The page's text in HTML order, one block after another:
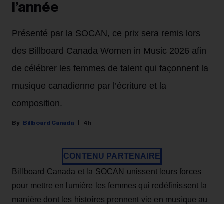
l’année
Présenté par la SOCAN, ce prix sera remis lors
des Billboard Canada Women in Music 2026 afin
de célébrer les femmes de talent qui façonnent la
musique canadienne par l’écriture et la
composition.
Billboard Canada 4h
CONTENU PARTENAIRE
Billboard Canada et la SOCAN unissent leurs forces
pour mettre en lumière les femmes qui redéfinissent la
manière dont les histoires prennent vie en musique au